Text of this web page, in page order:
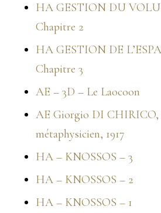
HA GESTION DU
Chapitre 2
HA GESTION DE
Chapitre 3
AE – 3D – Le Laocoon
AE Giorgio DI CHIRICO,
métaphysicien, 1917
HA – KNOSSOS – 3
HA – KNOSSOS – 2
HA – KNOSSOS – 1